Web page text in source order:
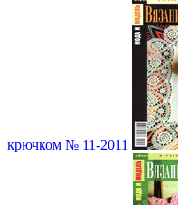
крючком № 11-2011